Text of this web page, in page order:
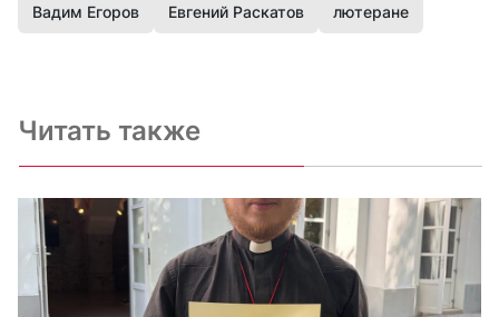
Вадим Егоров Евгений Раскатов лютеране
Читать также